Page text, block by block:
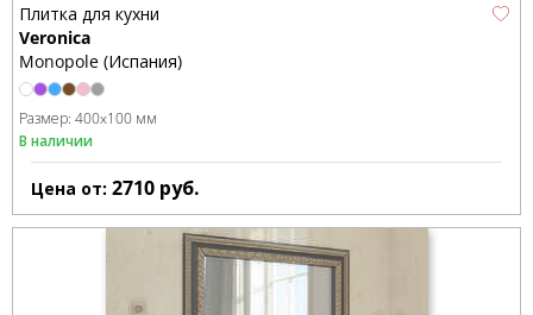
Плитка для кухни
Veronica
Monopole (Испания)
Размер: 400x100 мм
В наличии
Цена от: 2710 руб.